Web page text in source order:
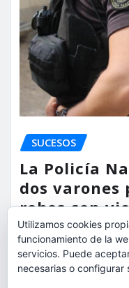
SUCESOS
La Policía
dos varones
robos con
misma
torrent al dia
Utilizamos cookies
funcionamiento de la
servicios. Puede
necesarias o configurar